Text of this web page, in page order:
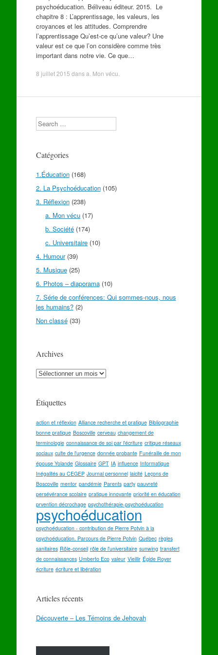
psychoéducation. Béliveau éditeur. 2015. Le
chapitre 8 : L’apprentissage, les valeurs, les
croyances et les attitudes. Comprendre
l’apprentissage Qu’est-ce qu’une valeur? Une
valeur est ce que l’on considère comme très
important dans notre vie. Ce que…
8 juillet 2015 dansa. Mon vécu
Search
Catégories
1.Éducation(168)
2. La Psychoéducation(105)
3. Réflexion(238)
a. Mon vécu (17)
b. Société (174)
c. Universitaire (10)
4. Humour(39)
5. Musique(25)
6. Photos – diaporama(10)
7. Série de conférences: Qui sommes-nous, nous
les humains?(2)
Non classé(33)
Archives
Archives
Étiquettes
action et réflexion Alliance recherche et pratique Bibliographie
bonne pratique Boscoville cerveau changement de
terminologie connaissance de soi par l'écriture critique réseaux
sociaux culte de l'urgence donnée probante Funéraille de mon
épouse Yolande Glossaire GPT IA influence Informatique
Inégalités au CEGEP Journal personnel laicité Leçons de
Boscoville mentor pandémie Parents party pauvreté
persévérance scolaire pratique innovante priorité en éducation
prvention décrochage psychothérapie-psychoéducation
psychoéducation
psychoéducation - contribution de Pierre Potvin à la
psychoéducation. Parcours de Pierre Potvin Québec règles
sanitaires Rôle-conseil rôle de l'universitaire sunwing transfert
de connaissances Umberto Eco valeur Vieillir Égide Royer
écriture écriture et libération
Articles récents
Découverte – Les Témoins de Jehovah